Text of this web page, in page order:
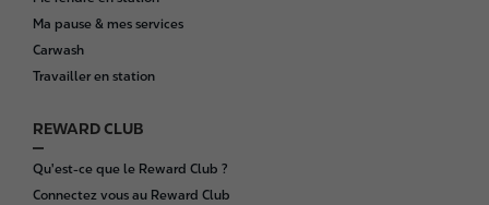
o
t
e
Ma pause & mes services
Carwash
Travailler en station
REWARD CLUB
Qu'est-ce que le Reward Club ?
Connectez vous au Reward Club